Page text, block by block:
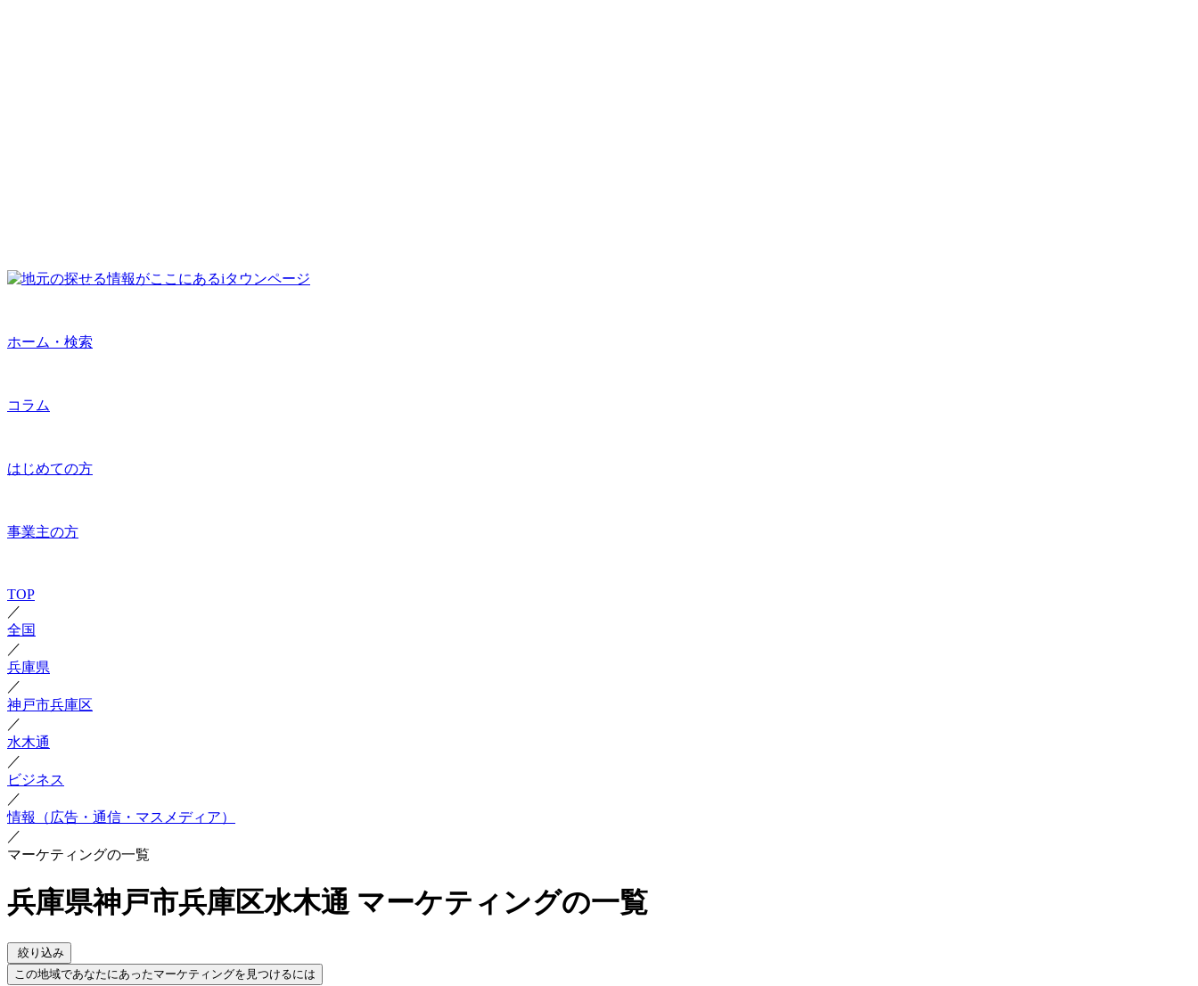
ホーム・検索
コラム
はじめての方
事業主の方
TOP
／
全国
／
兵庫県
／
神戸市兵庫区
／
水木通
／
ビジネス
／
情報（広告・通信・マスメディア）
／
マーケティングの一覧
兵庫県神戸市兵庫区水木通 マーケティングの一覧
絞り込み
この地域であなたにあったマーケティングを見つけるには